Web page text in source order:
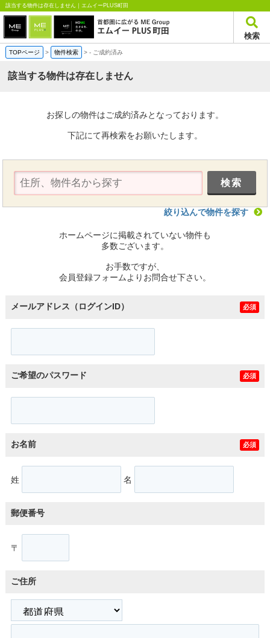
該当する物件は存在しません｜エムイーPLUS町田
検索
TOPページ > 物件検索 >- ご成約済み
該当する物件は存在しません
お探しの物件はご成約済みとなっております。
下記にて再検索をお願いたします。
絞り込んで物件を探す
ホームページに掲載されていない物件も
多数ございます。
お手数ですが、
会員登録フォームよりお問合せ下さい。
メールアドレス（ログインID） 必須
ご希望のパスワード 必須
お名前 必須
姓 名
郵便番号
〒
ご住所